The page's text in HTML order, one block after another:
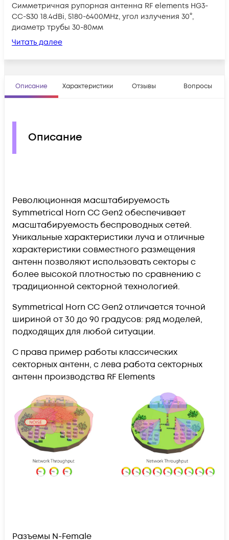
Симметричная рупорная антенна RF elements HG3-
CC-S30 18.4dBi, 5180-6400MHz, угол излучения 30°,
диаметр трубы 30-80мм
Читать далее
Описание Характеристики Отзывы Вопросы
Описание
Революционная масштабируемость
Symmetrical Horn CC Gen2 обеспечивает
масштабируемость беспроводных сетей.
Уникальные характеристики луча и отличные
характеристики совместного размещения
антенн позволяют использовать секторы с
более высокой плотностью по сравнению с
традиционной секторной технологией.
Symmetrical Horn CC Gen2 отличается точной
шириной от 30 до 90 градусов: ряд моделей,
подходящих для любой ситуации.
С права пример работы классических
секторных антенн, с лева работа секторных
антенн производства RF Elements
Разъемы N-Female